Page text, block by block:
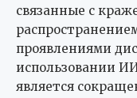
связанные с
проявлениями
использовании
является